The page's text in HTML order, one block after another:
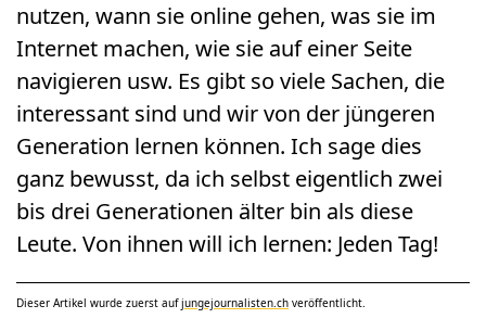
nutzen, wann sie online gehen, was sie im
Internet machen, wie sie auf einer Seite
navigieren usw. Es gibt so viele Sachen, die
interessant sind und wir von der jüngeren
Generation lernen können. Ich sage dies
ganz bewusst, da ich selbst eigentlich zwei
bis drei Generationen älter bin als diese
Leute. Von ihnen will ich lernen: Jeden Tag!
Dieser Artikel wurde zuerst aufjungejournalisten.ch veröffentlicht.